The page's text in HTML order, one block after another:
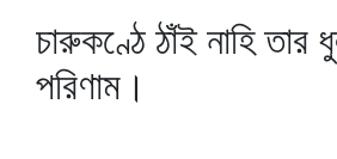
চারুকণ্ঠে ঠাঁই নাহি তার
পরিণাম।